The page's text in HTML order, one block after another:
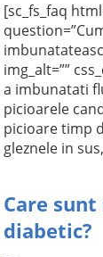
[sc_fs_faq
img_alt=””
a imbunatati
picioarele
picioare timp
gleznele in
Care
diabetic?